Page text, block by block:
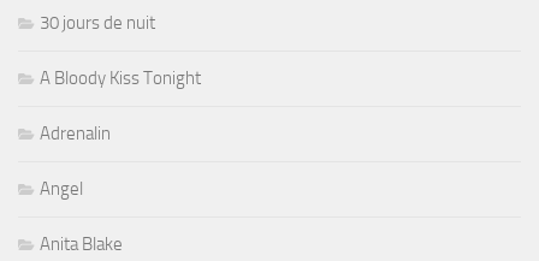
30 jours de nuit
A Bloody Kiss Tonight
Adrenalin
Angel
Anita Blake